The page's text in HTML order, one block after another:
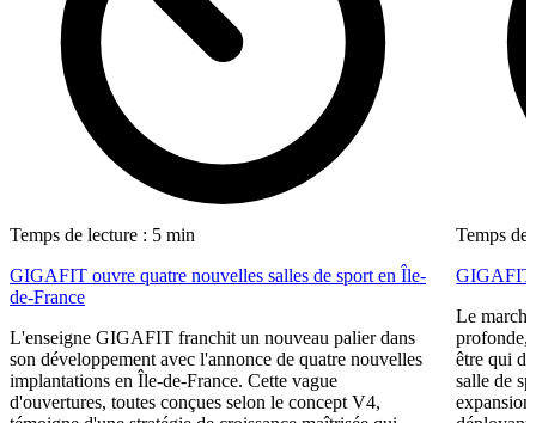
Temps de lecture : 5 min
GIGAFIT ouvre quatre nouvelles salles de sport en Île-
de-France
L'enseigne GIGAFIT franchit un nouveau palier dans
son développement avec l'annonce de quatre nouvelles
implantations en Île-de-France. Cette vague
d'ouvertures, toutes conçues selon le concept V4,
Temps de
GIGAFIT
Le
profonde,
être qui
salle de